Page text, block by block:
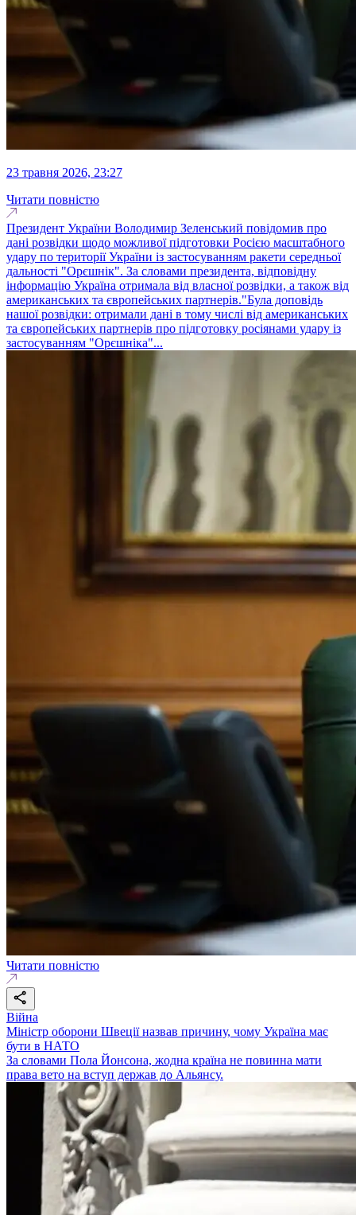
23 травня 2026, 23:27
Читати повністю
Президент України Володимир Зеленський повідомив про
дані розвідки щодо можливої підготовки Росією масштабного
удару по території України із застосуванням ракети середньої
дальності "Орєшнік". За словами президента, відповідну
інформацію Україна отримала від власної розвідки, а також від
американських та європейських партнерів."Була доповідь
нашої розвідки: отримали дані в тому числі від американських
та європейських партнерів про підготовку росіянами удару із
застосуванням "Орєшніка"...
Читати повністю
Війна
Міністр оборони Швеції назвав причину, чому Україна має
бути в НАТО
За словами Пола Йонсона, жодна країна не повинна мати
права вето на вступ держав до Альянсу.